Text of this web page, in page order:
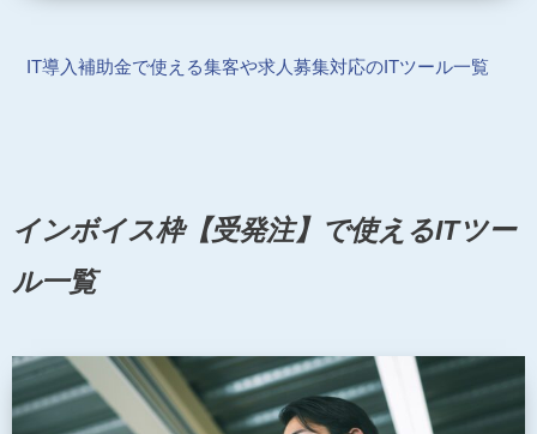
IT導入補助金で使える集客や求人募集対応のITツール一覧
インボイス枠【受発注】で使えるITツー
ル一覧